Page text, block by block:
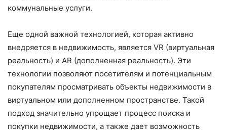
коммунальные услуги.
Еще одной важной технологией, которая активно
внедряется в недвижимость, является VR (виртуальная
реальность) и AR (дополненная реальность). Эти
технологии позволяют посетителям и потенциальным
покупателям просматривать объекты недвижимости в
виртуальном или дополненном пространстве. Такой
подход значительно упрощает процесс поиска и
покупки недвижимости, а также дает возможность